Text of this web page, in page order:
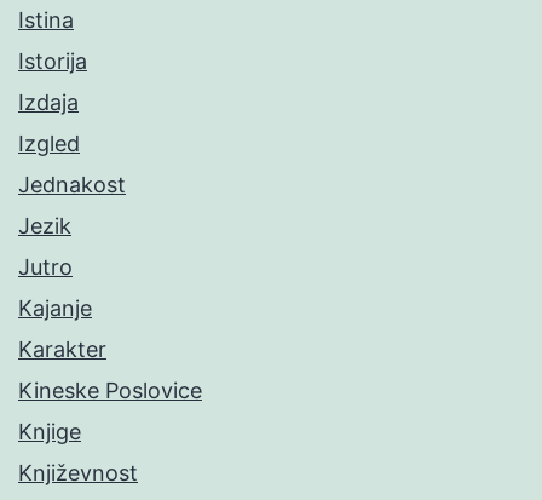
Istina
Istorija
Izdaja
Izgled
Jednakost
Jezik
Jutro
Kajanje
Karakter
Kineske Poslovice
Knjige
Književnost